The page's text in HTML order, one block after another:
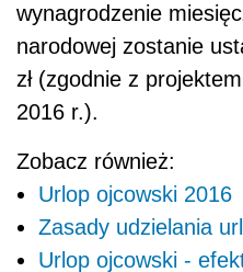
wynagrodzenie
narodowej zostanie
zł (zgodnie z
2016 r.).
Zobacz również:
Urlop ojcowski 2016
Zasady udzielania
Urlop ojcowski -